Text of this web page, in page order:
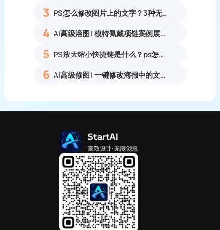
3 PS怎么修改图片上的文字？3种无痕改字方法，新手也能搞定
4 AI高级溶图 | 模特佩戴项链案例展示
5 PS放大缩小快捷键是什么？ps怎么把图片拉大拉小？
6 AI高级修图 | 一键修改海报中的文字